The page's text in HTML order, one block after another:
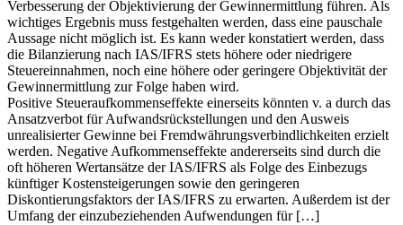
Verbesserung der Objektivierung der Gewinnermittlung führen. Als
wichtiges Ergebnis muss festgehalten werden, dass eine pauschale
Aussage nicht möglich ist. Es kann weder konstatiert werden, dass
die Bilanzierung nach IAS/IFRS stets höhere oder niedrigere
Steuereinnahmen, noch eine höhere oder geringere Objektivität der
Gewinnermittlung zur Folge haben wird.
Positive Steueraufkommenseffekte einerseits könnten v. a durch das
Ansatzverbot für Aufwandsrückstellungen und den Ausweis
unrealisierter Gewinne bei Fremdwährungsverbindlichkeiten erzielt
werden. Negative Aufkommenseffekte andererseits sind durch die
oft höheren Wertansätze der IAS/IFRS als Folge des Einbezugs
künftiger Kostensteigerungen sowie den geringeren
Diskontierungsfaktors der IAS/IFRS zu erwarten. Außerdem ist der
Umfang der einzubeziehenden Aufwendungen für […]